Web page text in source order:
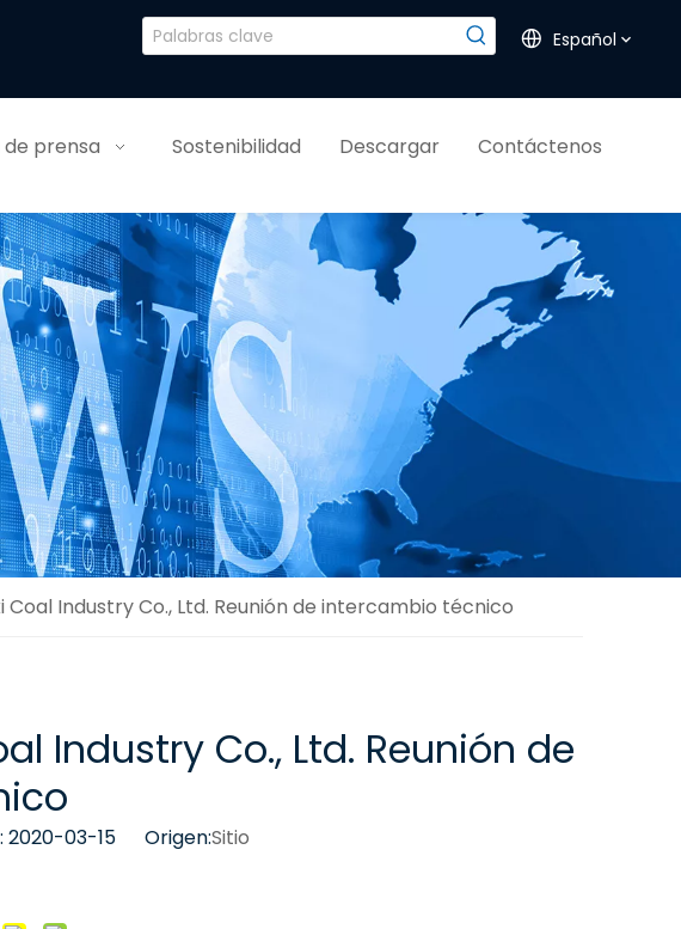
Español
de prensa Sostenibilidad Descargar Contáctenos
Industry Co., Ltd. Reunión de intercambio técnico
Industry Co., Ltd. Reunión de
2020-03-15 Origen:Sitio